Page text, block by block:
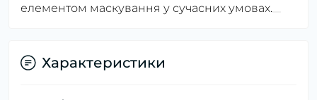
елементом маскування у сучасних умовах.
Характеристики